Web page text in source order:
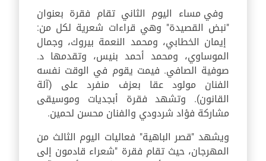
وفي مساء اليوم الثاني تقام فقرة بعنوان
"نبض القصيدة" وهي قراءات شعرية لكل من:
إيمان الخطابي، ومحمد النعمة بيروك، وجمال
الموساوي، ومحمد أحمد بنيس، وتقدمها د.
صوفية الصافي. فيمت يقوم في الوقت نفسه
الفنان مولود عقا بعزف منفرد على (آلة
القانون). وتشهد فقرة أبجديات وموسيقى
مشاركة فؤاد شردودي والفنان محسن لحمين.
ويشهد "قصر الباهية" فعاليات اليوم الثالث من
المهرجان، حيث تقام فقرة "شعراء قادمون إلى